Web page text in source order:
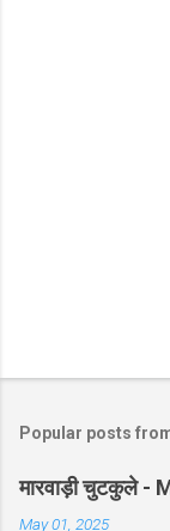
Popular posts
मारवाड़ी चुटकुले
May 01, 2025